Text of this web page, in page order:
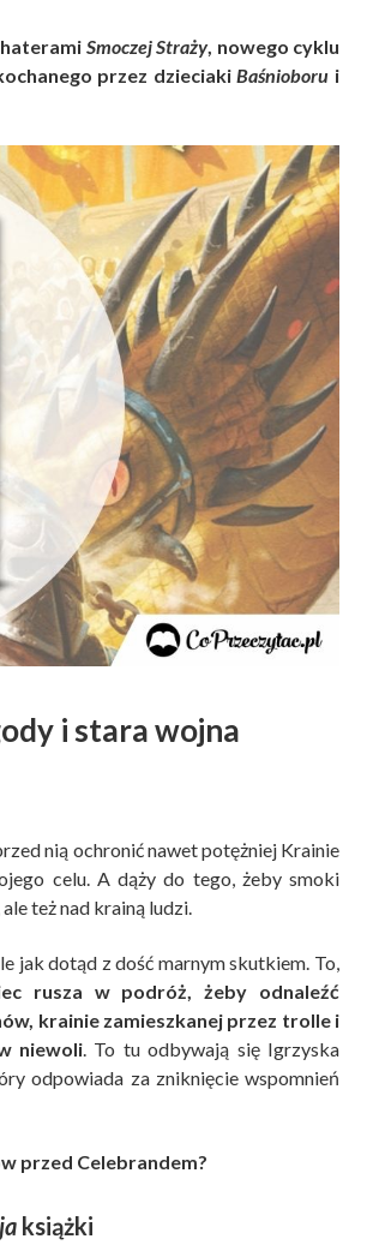
Smoczej Straży, nowego cyklu
przez dzieciakiBaśnioboru i
i stara wojna
nią ochronić nawet potężniej Krainie
celu. A dąży do tego, żeby smoki
też nad krainą ludzi.
jak dotąd z dość marnym skutkiem. To,
rusza w podróż, żeby odnaleźć
krainie zamieszkanej przez trolle i
niewoli. To tu odbywają się Igrzyska
odpowiada za zniknięcie wspomnień
przed Celebrandem?
książki